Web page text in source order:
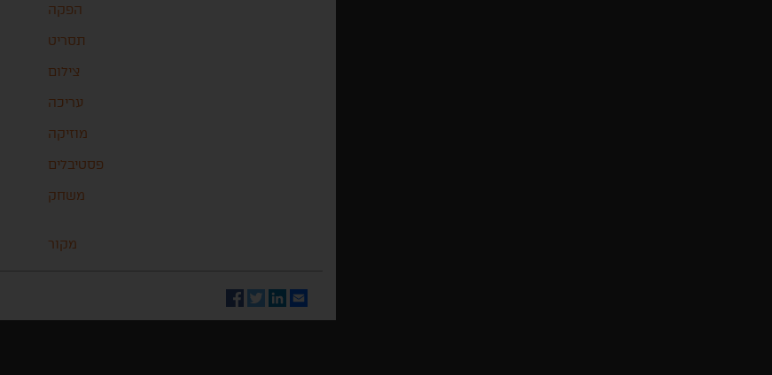
הפקה
תסריט
צילום
עריכה
מוזיקה
פסטיבלים
משחק
מקור
Email
LinkedIn
Twitter
Facebook